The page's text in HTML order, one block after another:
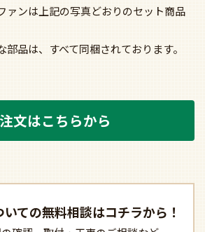
ァンは上記の写真どおりのセット商品
品は、すべて同梱されております。
文はこちらから
いての無料相談はコチラから！